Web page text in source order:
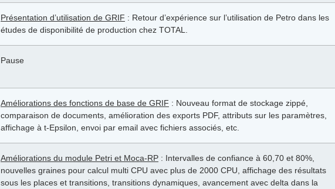
Présentation d’utilisation de GRIF : Retour d’expérience sur l’utilisation de Petro dans les
études de disponibilité de production chez TOTAL.
Pause
Améliorations des fonctions de base de GRIF : Nouveau format de stockage zippé,
comparaison de documents, amélioration des exports PDF, attributs sur les paramètres,
affichage à t-Epsilon, envoi par email avec fichiers associés, etc.
Améliorations du module Petri et Moca-RP : Intervalles de confiance à 60,70 et 80%,
nouvelles graines pour calcul multi CPU avec plus de 2000 CPU, affichage des résultats
sous les places et transitions, transitions dynamiques, avancement avec delta dans la